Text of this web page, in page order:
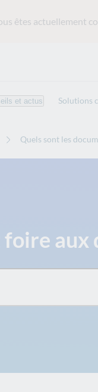
êtes actuellement
et actus Solutions
Quels sont les
aux